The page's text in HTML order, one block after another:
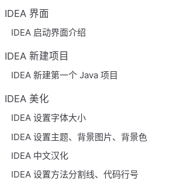
IDEA 界面
IDEA 启动界面介绍
IDEA 新建项目
IDEA 新建第一个 Java 项目
IDEA 美化
IDEA 设置字体大小
IDEA 设置主题、背景图片、背景色
IDEA 中文汉化
IDEA 设置方法分割线、代码行号